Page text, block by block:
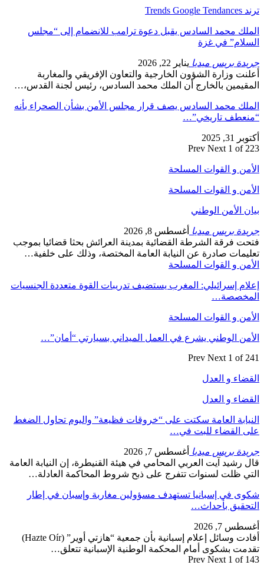
ترند Trends Google Tendances
الملك محمد السادس يقبل دعوة ترامب للانضمام إلى “مجلس
السلام” في غزة
جريدة بريس ميديا يناير 22, 2026
أعلنت وزارة الشؤون الخارجية والتعاون الإفريقي والمغاربة
المقيمين بالخارج أن الملك محمد السادس، رئيس لجنة القدس،…
الملك محمد السادس يصف قرار مجلس الأمن بشأن الصحراء بأنه
“منعطف تاريخي”…
أكتوبر 31, 2025
Prev Next 1 of 223
الأمن و القوات المسلحة
الأمن و القوات المسلحة
بيان الأمن الوطني
جريدة بريس ميديا أغسطس 8, 2026
فتحت فرقة الشرطة القضائية بمدينة العرائش بحثا قضائيا بموجب
تعليمات صادرة عن النيابة العامة المختصة، وذلك على خلفية…
الأمن و القوات المسلحة
إعلام إسرائيلي: المغرب يستضيف تدريبات القوة متعددة الجنسيات
المخصصة…
الأمن و القوات المسلحة
الأمن الوطني يشرع في العمل الميداني بسيارتي “أمان”…
Prev Next 1 of 241
القضاء و العدل
القضاء و العدل
النيابة العامة سكتت على “خروقات فظيعة” واليوم تحاول الضغط
على القضاء للبت في…
جريدة بريس ميديا أغسطس 7, 2026
قال رشيد آيت العربي المحامي في هيئة القنيطرة، إن النيابة العامة
التي ظلت لسنوات تتفرج على ذبح شروط المحاكمة العادلة…
شكوى في إسبانيا تستهدف مسؤولين مغاربة وإسبان في إطار
التحقيق بأحداث…
أغسطس 7, 2026
أفادت وسائل إعلام إسبانية بأن جمعية “هازتي أوير” (Hazte Oír)
تقدمت بشكوى أمام المحكمة الوطنية الإسبانية تتعلق…
Prev Next 1 of 143